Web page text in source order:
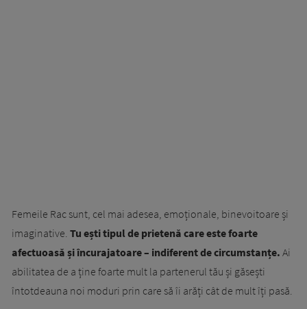
Femeile Rac sunt, cel mai adesea, emoționale, binevoitoare și
imaginative. Tu ești tipul de prietenă care este foarte
afectuoasă și încurajatoare – indiferent de circumstanțe. Ai
abilitatea de a ține foarte mult la partenerul tău și găsești
întotdeauna noi moduri prin care să îi arăți cât de mult îți pasă.